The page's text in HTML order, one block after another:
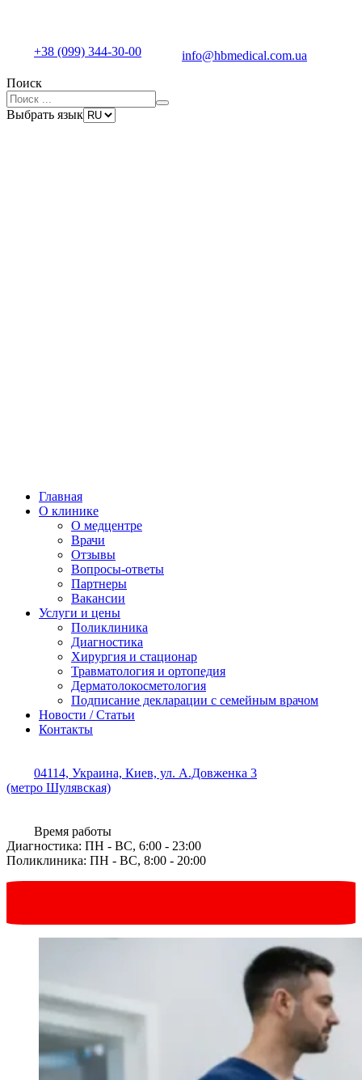
+38 (099) 344-30-00
info@hbmedical.com.ua
Поиск
Выбрать язык
Главная
О клинике
О медцентре
Врачи
Отзывы
Вопросы-ответы
Партнеры
Вакансии
Услуги и цены
Поликлиника
Диагностика
Хирургия и стационар
Травматология и ортопедия
Дерматолокосметология
Подписание декларации с семейным врачом
Новости / Статьи
Контакты
04114, Украина, Киев, ул. А.Довженка 3
(метро Шулявская)
Время работы
Диагностика: ПН - ВС, 6:00 - 23:00
Поликлиника: ПН - ВС, 8:00 - 20:00
Запись онлайн